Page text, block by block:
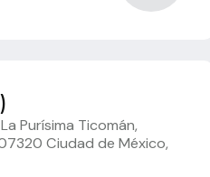
Purísima Ticomán,
Ciudad de México,